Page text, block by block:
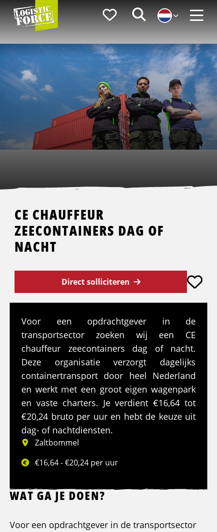
Logistic
Force
FavorietenZoeken
CE CHAUFFEUR
ZEECONTAINERS DAG OF
NACHT
Direct solliciteren
Voor een opdrachtgever in de
transportsector zoeken wij een CE
chauffeur zeecontainers dag of nacht.
Deze organisatie verzorgt dagelijks
containertransport door heel Nederland
en werkt met een groot eigen wagenpark
en vaste charters. Je verdient €16,64 tot
€20,24 bruto per uur en hebt de keuze uit
dag- of nachtdiensten.
Zaltbommel
€16,64 - €20,24 per uur
WAT GA JE DOEN?
Voor een opdrachtgever in de transportsector